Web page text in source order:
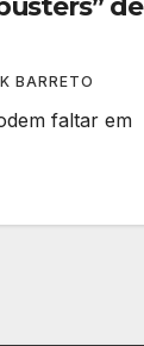
de
BARRETO
faltar em